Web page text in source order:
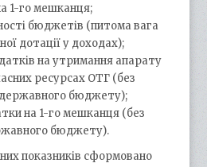
1-го мешканця;
бюджетів (питома вага
дотації у доходах);
на утримання апарату
ресурсах ОТГ (без
бюджету);
на 1-го мешканця (без
бюджету).
показників сформовано